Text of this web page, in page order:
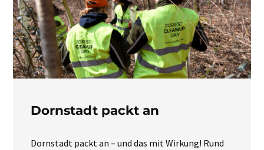
Dornstadt packt an
Dornstadt packt an – und das mit Wirkung! Rund